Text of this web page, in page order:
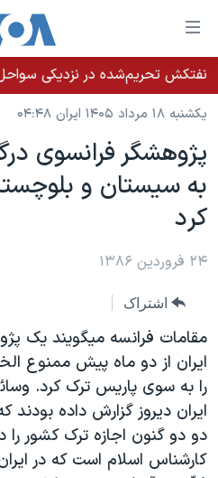
لینکهای
قابل
دسترسی
جهش
محتوای
اصلی
جهش
صفحه
جهش
جستجو
خانه
نسخه سبک وب‌سایت
موضوع ها
ایران
آمریکا
جهان
ویژه برنامه‌ها
ویدیوها
فرهنگ و زندگی
حقوق شهروندی
برنامه های تلویزیونی
جدول برنامه ها
صفحه‌های ویژه
۲۵۰سالگی آمریکا
بایگانی برنامه‌های تلویزیونی
مستندها
انتخابات ریاست جمهوری آمریکا ۲۰۲۴
فرکانس‌های صدای آمریکا
پخش رادیویی
یادگیری زبان انگلیسی
دنبال کنید
یکشنبه ۱۸ مرداد ۱۴۰۵ ایران ۰۴:۴۸
پژوهشگر فرانسوی
به سيستان و
کرد
۲۴ فروردین ۱۳۸۶
اشتراک
مقامات فرانسه ميگويند يک
ايران از دو ماه پيش ممنوع
را به سوی پاريس ترک کرد.
ايران ديروز گزارش داده بودند
دو دو گنون اجازه ترک کشور
کارشناس اسلام است که در